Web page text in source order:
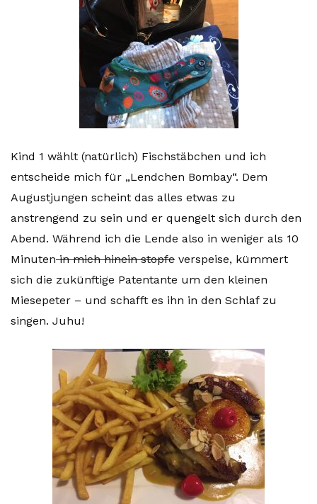
Kind 1 wählt (natürlich) Fischstäbchen und ich
entscheide mich für „Lendchen Bombay“. Dem
Augustjungen scheint das alles etwas zu
anstrengend zu sein und er quengelt sich durch den
Abend. Während ich die Lende also in weniger als 10
Minutenin mich hinein stopfe verspeise, kümmert
sich die zukünftige Patentante um den kleinen
Miesepeter – und schafft es ihn in den Schlaf zu
singen. Juhu!